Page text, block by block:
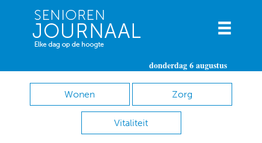
donderdag 6 augustus
Wonen Zorg
Vitaliteit